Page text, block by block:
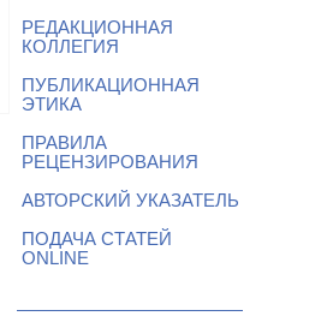
РЕДАКЦИОННАЯ
КОЛЛЕГИЯ
ПУБЛИКАЦИОННАЯ
ЭТИКА
ПРАВИЛА
РЕЦЕНЗИРОВАНИЯ
АВТОРСКИЙ УКАЗАТЕЛЬ
ПОДАЧА СТАТЕЙ
ONLINE